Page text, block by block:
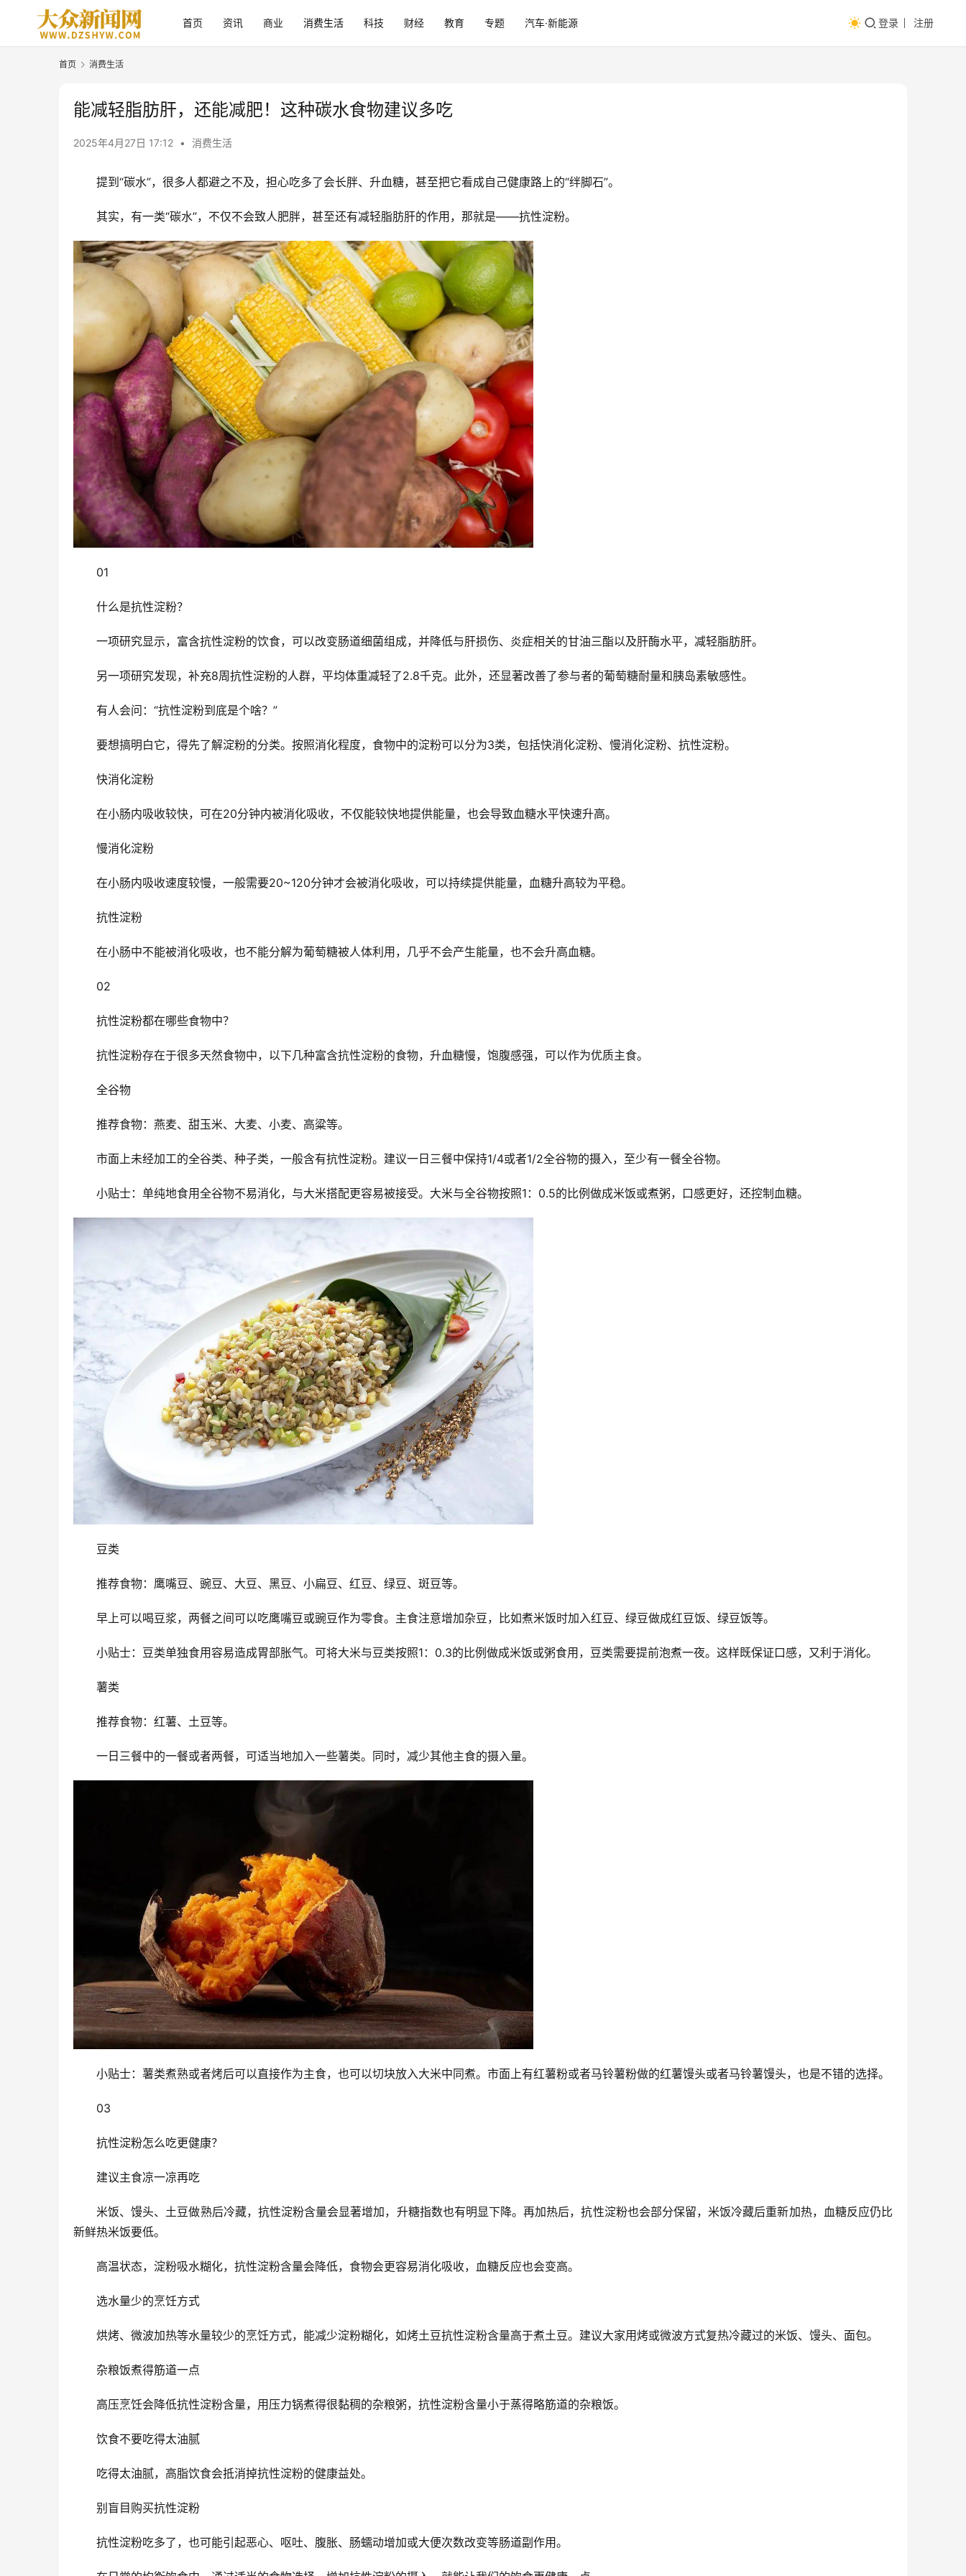
首页 资讯 商业 消费生活 科技 财经 教育 专题 汽车·新能源 登录 注册
首页 消费生活
能减轻脂肪肝，还能减肥！这种碳水食物建议多吃
2025年4月27日 17:12 • 消费生活
提到“碳水”，很多人都避之不及，担心吃多了会长胖、升血糖，甚至把它看成自己健康路上的“绊脚石”。
其实，有一类“碳水”，不仅不会致人肥胖，甚至还有减轻脂肪肝的作用，那就是——抗性淀粉。
01
什么是抗性淀粉？
一项研究显示，富含抗性淀粉的饮食，可以改变肠道细菌组成，并降低与肝损伤、炎症相关的甘油三酯以及肝酶水平，减轻脂肪肝。
另一项研究发现，补充8周抗性淀粉的人群，平均体重减轻了2.8千克。此外，还显著改善了参与者的葡萄糖耐量和胰岛素敏感性。
有人会问：“抗性淀粉到底是个啥？”
要想搞明白它，得先了解淀粉的分类。按照消化程度，食物中的淀粉可以分为3类，包括快消化淀粉、慢消化淀粉、抗性淀粉。
快消化淀粉
在小肠内吸收较快，可在20分钟内被消化吸收，不仅能较快地提供能量，也会导致血糖水平快速升高。
慢消化淀粉
在小肠内吸收速度较慢，一般需要20~120分钟才会被消化吸收，可以持续提供能量，血糖升高较为平稳。
抗性淀粉
在小肠中不能被消化吸收，也不能分解为葡萄糖被人体利用，几乎不会产生能量，也不会升高血糖。
02
抗性淀粉都在哪些食物中？
抗性淀粉存在于很多天然食物中，以下几种富含抗性淀粉的食物，升血糖慢，饱腹感强，可以作为优质主食。
全谷物
推荐食物：燕麦、甜玉米、大麦、小麦、高粱等。
市面上未经加工的全谷类、种子类，一般含有抗性淀粉。建议一日三餐中保持1/4或者1/2全谷物的摄入，至少有一餐全谷物。
小贴士：单纯地食用全谷物不易消化，与大米搭配更容易被接受。大米与全谷物按照1：0.5的比例做成米饭或煮粥，口感更好，还控制血糖。
豆类
推荐食物：鹰嘴豆、豌豆、大豆、黑豆、小扁豆、红豆、绿豆、斑豆等。
早上可以喝豆浆，两餐之间可以吃鹰嘴豆或豌豆作为零食。主食注意增加杂豆，比如煮米饭时加入红豆、绿豆做成红豆饭、绿豆饭等。
小贴士：豆类单独食用容易造成胃部胀气。可将大米与豆类按照1：0.3的比例做成米饭或粥食用，豆类需要提前泡煮一夜。这样既保证口感，又利于消化。
薯类
推荐食物：红薯、土豆等。
一日三餐中的一餐或者两餐，可适当地加入一些薯类。同时，减少其他主食的摄入量。
小贴士：薯类煮熟或者烤后可以直接作为主食，也可以切块放入大米中同煮。市面上有红薯粉或者马铃薯粉做的红薯馒头或者马铃薯馒头，也是不错的选择。
03
抗性淀粉怎么吃更健康？
建议主食凉一凉再吃
米饭、馒头、土豆做熟后冷藏，抗性淀粉含量会显著增加，升糖指数也有明显下降。再加热后，抗性淀粉也会部分保留，米饭冷藏后重新加热，血糖反应仍比
新鲜热米饭要低。
高温状态，淀粉吸水糊化，抗性淀粉含量会降低，食物会更容易消化吸收，血糖反应也会变高。
选水量少的烹饪方式
烘烤、微波加热等水量较少的烹饪方式，能减少淀粉糊化，如烤土豆抗性淀粉含量高于煮土豆。建议大家用烤或微波方式复热冷藏过的米饭、馒头、面包。
杂粮饭煮得筋道一点
高压烹饪会降低抗性淀粉含量，用压力锅煮得很黏稠的杂粮粥，抗性淀粉含量小于蒸得略筋道的杂粮饭。
饮食不要吃得太油腻
吃得太油腻，高脂饮食会抵消掉抗性淀粉的健康益处。
别盲目购买抗性淀粉
抗性淀粉吃多了，也可能引起恶心、呕吐、腹胀、肠蠕动增加或大便次数改变等肠道副作用。